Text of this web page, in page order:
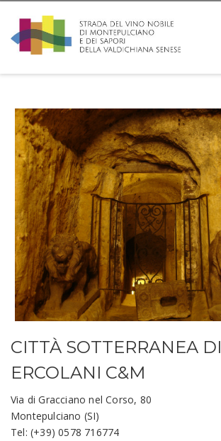
CITTÀ SOTTERRANEA DI
ERCOLANI C&M
Via di Gracciano nel Corso, 80
Montepulciano (SI)
Tel: (+39) 0578 716774